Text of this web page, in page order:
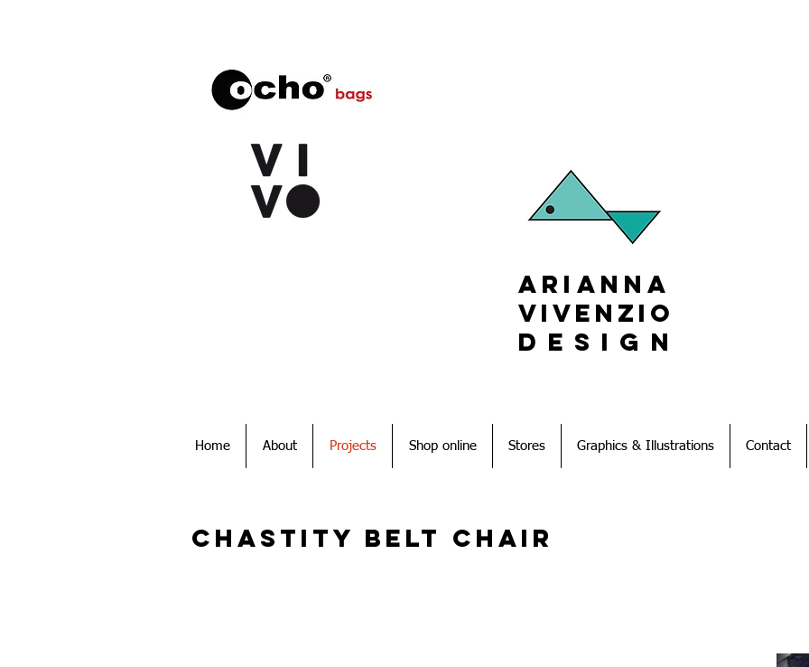
Arianna
Vivenzio
design
Home About Projects Shop online Stores Graphics & Illustrations Contact
Chastity Belt Chair